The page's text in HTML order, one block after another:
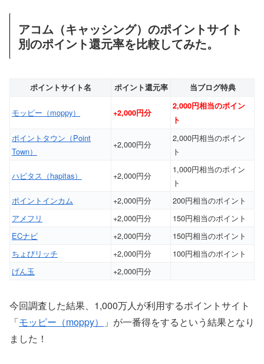
アコム（キャッシング）のポイントサイト
別のポイント還元率を比較してみた。
ポイントサイト名 ポイント還元率 当ブログ特典
モッピー（moppy） +2,000円分
2,000円相当のポイン
ト
ポイントタウン（Point
Town）
+2,000円分
2,000円相当のポイン
ト
ハピタス（hapitas） +2,000円分
1,000円相当のポイン
ト
ポイントインカム
+2,000円分
200円相当のポイント
アメフリ
+2,000円分
150円相当のポイント
ECナビ
+2,000円分
150円相当のポイント
ちょびリッチ
+2,000円分
100円相当のポイント
げん玉
+2,000円分
今回調査した結果、1,000万人が利用するポイントサイト
「モッピー（moppy）
」が一番得をするという結果となり
ました！